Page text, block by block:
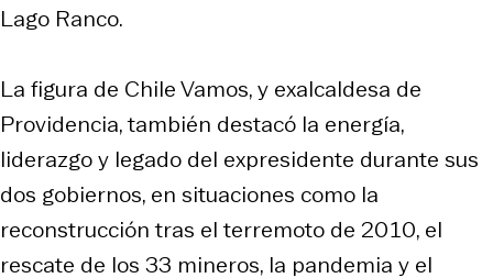
Lago Ranco.
La figura de Chile Vamos, y exalcaldesa de
Providencia, también destacó la energía,
liderazgo y legado del expresidente durante sus
dos gobiernos, en situaciones como la
reconstrucción tras el terremoto de 2010, el
rescate de los 33 mineros, la pandemia y el